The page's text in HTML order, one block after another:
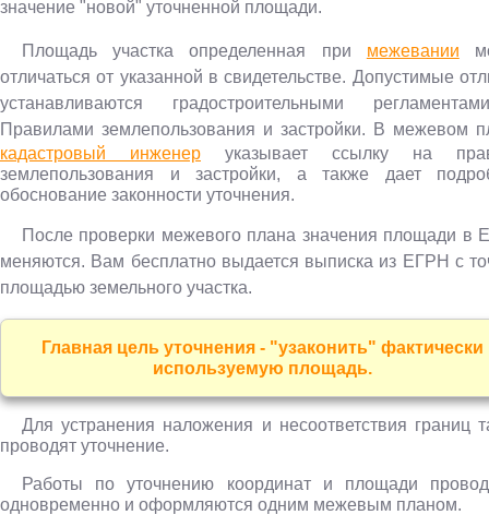
значение "новой" уточненной площади.
Площадь участкаопределенная при межевании
отличаться от указанной в свидетельстве. Допустимые
устанавливаются градостроительными
Правилами землепользования и застройки. В межевом
кадастровый инженер указывает ссылку на
землепользования и застройки, а также дает
обоснование законности уточнения.
После проверки межевого плана значения площади в
меняются. Вам бесплатно выдается выписка из ЕГРН с
площадью земельного участка.
Главная цель уточнения - "узаконить" фактически
используемую площадь.
Для устранения наложения и несоответствия границ
проводят уточнение.
Работы по уточнению координат и площади
одновременно и оформляются одним межевым планом.